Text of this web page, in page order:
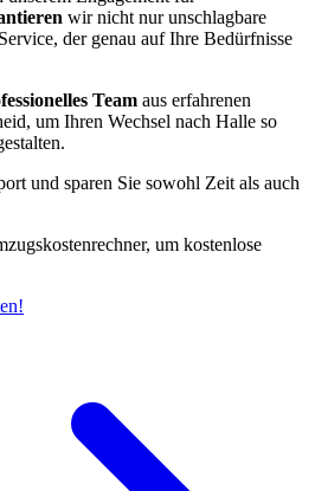
wir nicht nur unschlagbare
der genau auf Ihre Bedürfnisse
Team aus erfahrenen
um Ihren Wechsel nach Halle so
und sparen Sie sowohl Zeit als auch
um kostenlose